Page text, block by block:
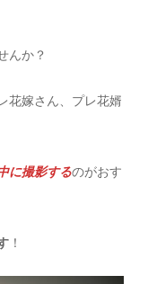
んか？
花嫁さん、プレ花婿
に撮影するのがおす
！